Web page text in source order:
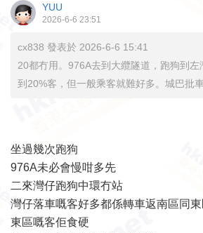
YUU
2026-6-6 23:51
cx838 發表於 2026-6-6 15:41
20都冇用。976A去到大纜隧道，跑狗到左
到20%客，但一般乘客就難好多。城巴批車
坐過幾次跑狗
976A未必會慢咁多先
二來灣仔跑狗中環冇站
灣仔落車嘅客好多都係轉車返南區同東
東區嘅客佢食硬